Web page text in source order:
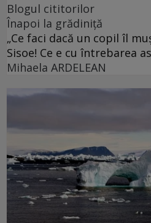
Blogul cititorilor
Înapoi la grădiniță
„Ce faci dacă un copil îl
Sisoe! Ce e cu întrebarea
Mihaela ARDELEAN